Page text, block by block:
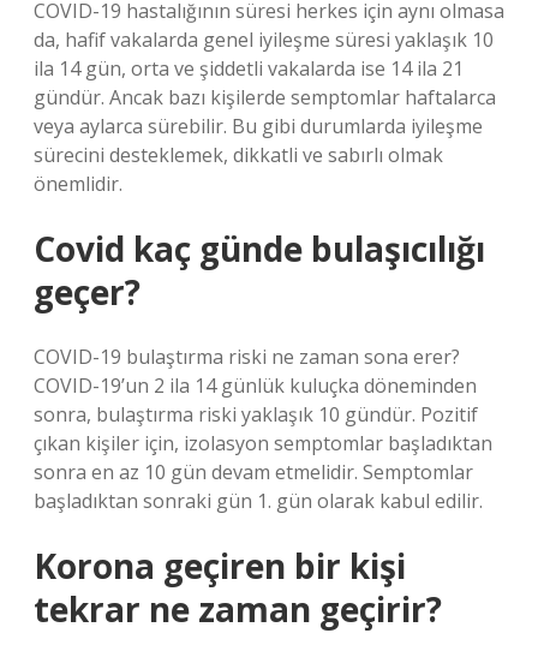
COVID-19 hastalığının süresi herkes için aynı olmasa
da, hafif vakalarda genel iyileşme süresi yaklaşık 10
ila 14 gün, orta ve şiddetli vakalarda ise 14 ila 21
gündür. Ancak bazı kişilerde semptomlar haftalarca
veya aylarca sürebilir. Bu gibi durumlarda iyileşme
sürecini desteklemek, dikkatli ve sabırlı olmak
önemlidir.
Covid kaç günde bulaşıcılığı
geçer?
COVID-19 bulaştırma riski ne zaman sona erer?
COVID-19’un 2 ila 14 günlük kuluçka döneminden
sonra, bulaştırma riski yaklaşık 10 gündür. Pozitif
çıkan kişiler için, izolasyon semptomlar başladıktan
sonra en az 10 gün devam etmelidir. Semptomlar
başladıktan sonraki gün 1. gün olarak kabul edilir.
Korona geçiren bir kişi
tekrar ne zaman geçirir?